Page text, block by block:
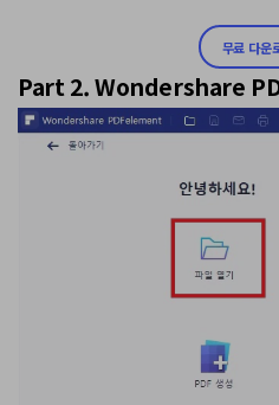
무료 다운
Part 2. Wondershare